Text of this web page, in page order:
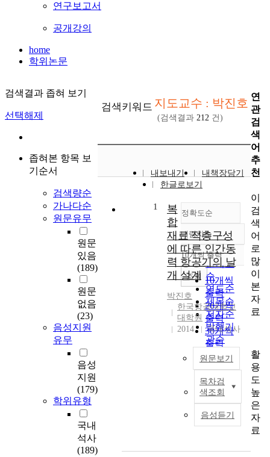
연구보고서
공개강의
home
학위논문
검색결과 좁혀 보기
선택해제
좁혀본 항목 보
기순서
검색량순
가나다순
원문유무
원문
있음
(189)
원문
없음
(23)
음성지원
유무
음성
지원
(179)
학위유형
국내
석사
(189)
검색키워드 지도교수 : 박진호
(검색결과 212 건)
내보내기
내책장담기
한글로보기
정확도순
정확도
순
인기도
순
연도순
제목순
저자순
발행기
관순
내림차순
내림차순
10개씩 출력
10개씩
출력
20개씩
출력
30개씩
출력
50개씩
출력
100개씩
출력
조회
1
복
합
재료 적층구성
에 따른 인간동
력 항공기의 날
개 설계
박진호
한국항공대학교
대학원
2014
국내석사
원문보기
목차검
색조회
음성듣기
연
관
검
색
어
추
천
이
검
색
어
로
많
이
본
자
료
활
용
도
높
은
자
료